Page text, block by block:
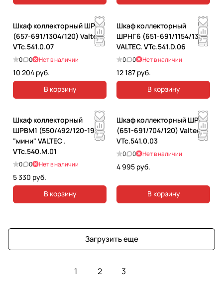
Шкаф коллекторный ШРН7
(657-691/1304/120) Valtec.
VTc.541.0.07
0 0 Нет в наличии
10 204 руб.
В корзину
Шкаф коллекторный
ШРНГ6 (651-691/1154/134)
VALTEC. VTc.541.D.06
0 0 Нет в наличии
12 187 руб.
В корзину
Шкаф коллекторный
ШРВМ1 (550/492/120-190)
"мини" VALTEC .
VTc.540.M.01
0 0 Нет в наличии
5 330 руб.
В корзину
Шкаф коллекторный ШРН3
(651-691/704/120) Valtec.
VTc.541.0.03
0 0 Нет в наличии
4 995 руб.
В корзину
Загрузить еще
1 2 3